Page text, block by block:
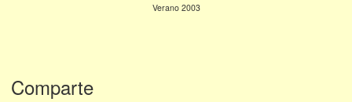
Verano 2003
Comparte